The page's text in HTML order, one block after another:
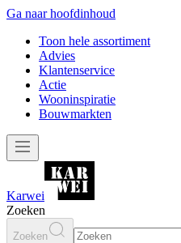
Ga naar hoofdinhoud
Toon hele assortiment
Advies
Klantenservice
Actie
Wooninspiratie
Bouwmarkten
Karwei
Zoeken
Zoeken